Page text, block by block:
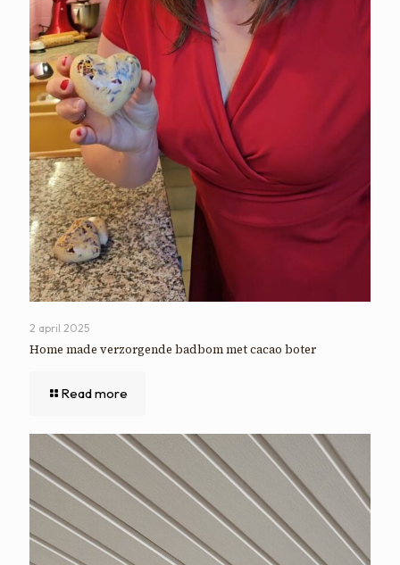
2 april 2025
Home made verzorgende badbom met cacao boter
Read more